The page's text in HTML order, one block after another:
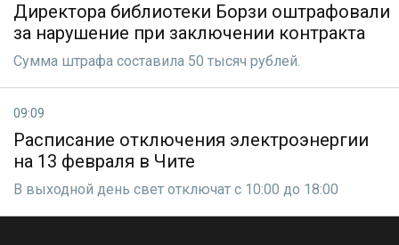
Директора библиотеки Борзи оштрафовали
за нарушение при заключении контракта
Сумма штрафа составила 50 тысяч рублей.
09:09
Расписание отключения электроэнергии
на 13 февраля в Чите
В выходной день свет отключат с 10:00 до 18:00